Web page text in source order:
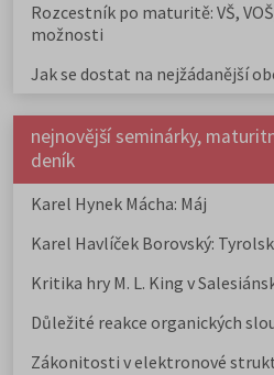
Rozcestník po maturitě: VŠ,
možnosti
Jak se dostat na nejžádanější
nejnovější seminárky,
deník
Karel Hynek Mácha: Máj
Karel Havlíček Borovský:
Kritika hry M. L. King v
Důležité reakce organických
Zákonitosti v elektronové